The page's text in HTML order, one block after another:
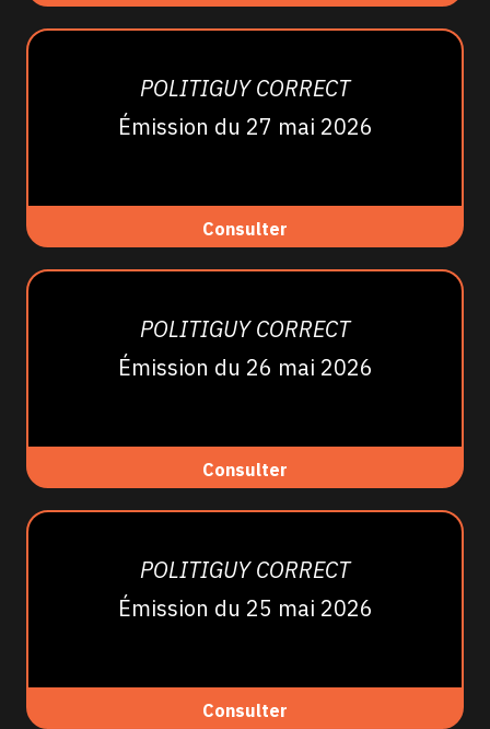
POLITIGUY CORRECT
Émission du 27 mai 2026
Consulter
POLITIGUY CORRECT
Émission du 26 mai 2026
Consulter
POLITIGUY CORRECT
Émission du 25 mai 2026
Consulter